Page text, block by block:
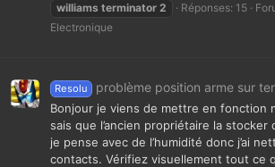
williams terminator 2 Réponses: 15
Electronique
Resolu problème position arme sur
Bonjour je viens de mettre en fonction
sais que l’ancien propriétaire la stocker
je pense avec de l’humidité donc j’ai
contacts. Vérifiez visuellement tout ce